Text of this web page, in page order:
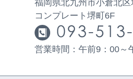
福岡県北九州市小倉北
コンプレート堺町6F
営業時間：午前9：00～